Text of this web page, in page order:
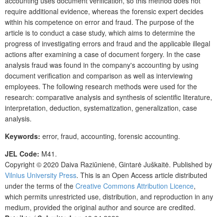
require additional evidence, whereas the forensic expert decides
within his competence on error and fraud. The purpose of the
article is to conduct a case study, which aims to determine the
progress of investigating errors and fraud and the applicable illegal
actions after examining a case of document forgery. In the case
analysis fraud was found in the company's accounting by using
document verification and comparison as well as interviewing
employees. The following research methods were used for the
research: comparative analysis and synthesis of scientific literature,
interpretation, deduction, systematization, generalization, case
analysis.
Keywords: error, fraud, accounting, forensic accounting.
JEL Code: M41.
Copyright © 2020 Daiva Raziūnienė, Gintarė Juškaitė. Published by
Vilnius University Press. This is an Open Access article distributed
under the terms of the Creative Commons Attribution Licence,
which permits unrestricted use, distribution, and reproduction in any
medium, provided the original author and source are credited.